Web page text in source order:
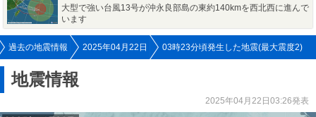
大型で強い台風13号が沖永良部島の東約140kmを西北西に進んで
います
過去の地震情報 2025年04月22日 03時23分頃発生した地震(最大震度2)
地震情報
2025年04月22日03:26発表